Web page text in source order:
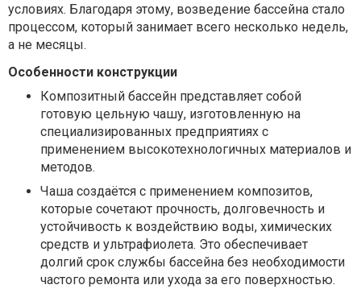
условиях. Благодаря этому, возведение бассейна стало
процессом, который занимает всего несколько недель,
а не месяцы.
Особенности конструкции
Композитный бассейн представляет собой
готовую цельную чашу, изготовленную на
специализированных предприятиях с
применением высокотехнологичных материалов и
методов.
Чаша создаётся с применением композитов,
которые сочетают прочность, долговечность и
устойчивость к воздействию воды, химических
средств и ультрафиолета. Это обеспечивает
долгий срок службы бассейна без необходимости
частого ремонта или ухода за его поверхностью.